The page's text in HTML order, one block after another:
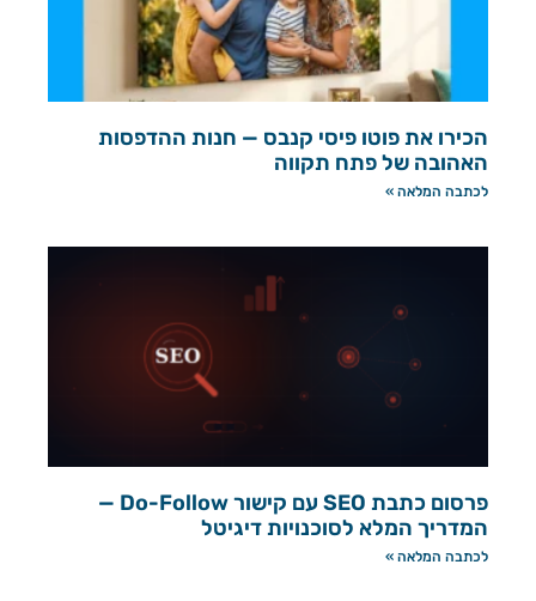
הכירו את פוטו פיסי קנבס — חנות ההדפסות
האהובה של פתח תקווה
לכתבה המלאה »
פרסום כתבת SEO עם קישור Do-Follow —
המדריך המלא לסוכנויות דיגיטל
לכתבה המלאה »